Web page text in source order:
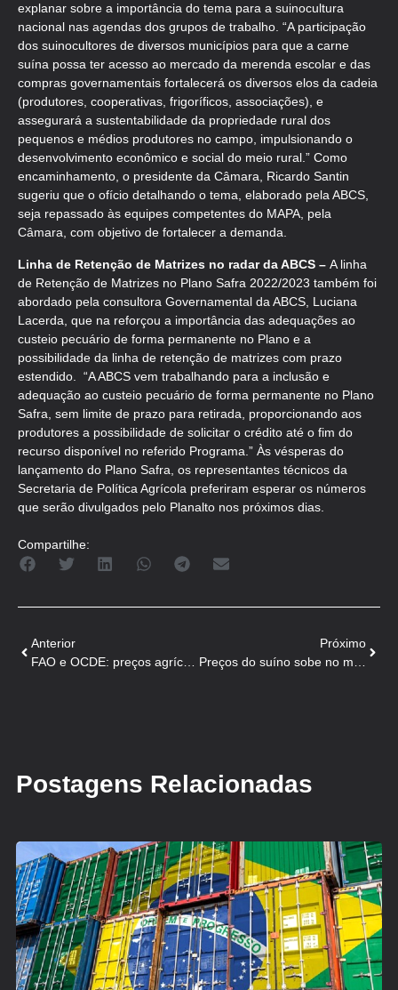
explanar sobre a importância do tema para a suinocultura
nacional nas agendas dos grupos de trabalho. “A participação
dos suinocultores de diversos municípios para que a carne
suína possa ter acesso ao mercado da merenda escolar e das
compras governamentais fortalecerá os diversos elos da cadeia
(produtores, cooperativas, frigoríficos, associações), e
assegurará a sustentabilidade da propriedade rural dos
pequenos e médios produtores no campo, impulsionando o
desenvolvimento econômico e social do meio rural.” Como
encaminhamento, o presidente da Câmara, Ricardo Santin
sugeriu que o ofício detalhando o tema, elaborado pela ABCS,
seja repassado às equipes competentes do MAPA, pela
Câmara, com objetivo de fortalecer a demanda.
Linha de Retenção de Matrizes no radar da ABCS – A linha
de Retenção de Matrizes no Plano Safra 2022/2023 também foi
abordado pela consultora Governamental da ABCS, Luciana
Lacerda, que na reforçou a importância das adequações ao
custeio pecuário de forma permanente no Plano e a
possibilidade da linha de retenção de matrizes com prazo
estendido. “A ABCS vem trabalhando para a inclusão e
adequação ao custeio pecuário de forma permanente no Plano
Safra, sem limite de prazo para retirada, proporcionando aos
produtores a possibilidade de solicitar o crédito até o fim do
recurso disponível no referido Programa.” Às vésperas do
lançamento do Plano Safra, os representantes técnicos da
Secretaria de Política Agrícola preferiram esperar os números
que serão divulgados pelo Planalto nos próximos dias.
Compartilhe:
Anterior
Próximo
Postagens Relacionadas